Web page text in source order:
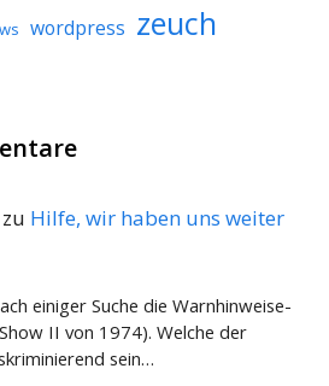
wordpress zeuch
zu Hilfe, wir haben uns weiter
einiger Suche die Warnhinweise-
II von 1974). Welche der
sein…